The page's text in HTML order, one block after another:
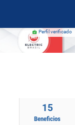
Perfil verificado
15
Beneficios